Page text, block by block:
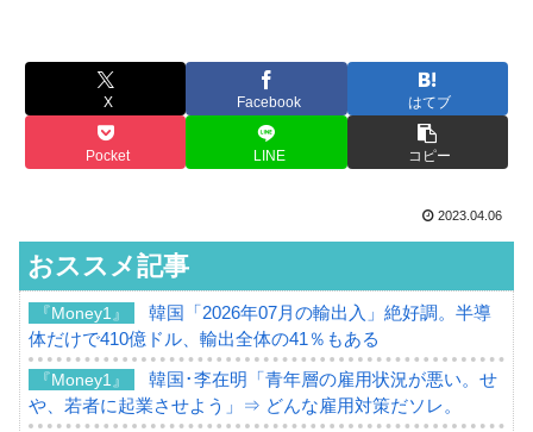
X Facebook はてブ
Pocket LINE コピー
2023.04.06
おススメ記事
『Money1』
韓国「2026年07月の輸出入」絶好調。半導
体だけで410億ドル、輸出全体の41％もある
『Money1』
韓国･李在明「青年層の雇用状況が悪い。せ
や、若者に起業させよう」⇒ どんな雇用対策だソレ。